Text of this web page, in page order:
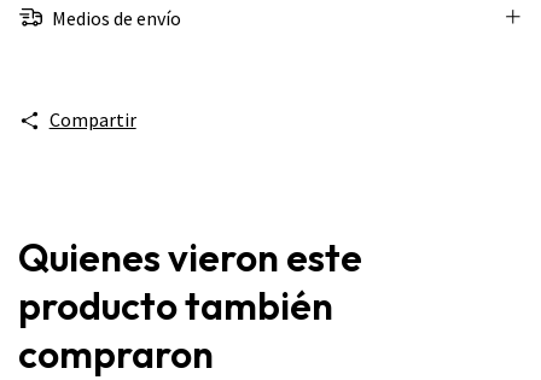
Medios de envío
Compartir
Quienes vieron este
producto también
compraron